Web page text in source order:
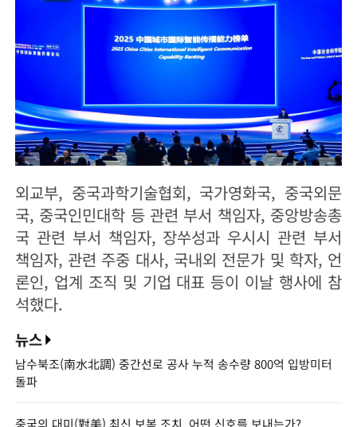
외교부, 중국과학기술협회, 국가영화국, 중국외문
국, 중국인민대학 등 관련 부서 책임자, 중앙방송총
국 관련 부서 책임자, 장쑤성과 우시시 관련 부서
책임자, 관련 주중 대사, 국내외 전문가 및 학자, 언
론인, 업계 조직 및 기업 대표 등이 이날 행사에 참
석했다.
뉴스
남수북조(南水北調) 중간선로 공사 누적 송수량 800억 입방미터
돌파